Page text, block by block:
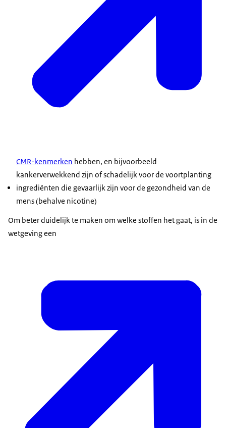
CMR-kenmerken hebben, en bijvoorbeeld
kankerverwekkend zijn of schadelijk voor de voortplanting
ingrediënten die gevaarlijk zijn voor de gezondheid van de
mens (behalve nicotine)
Om beter duidelijk te maken om welke stoffen het gaat, is in de
wetgeving een